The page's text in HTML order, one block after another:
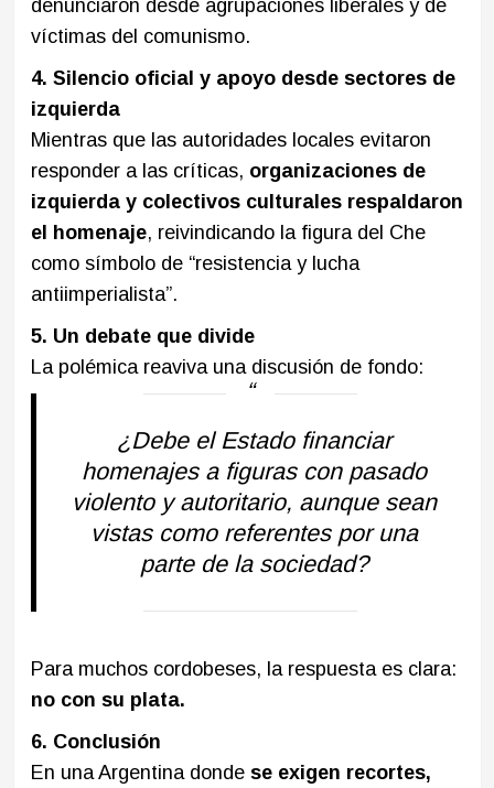
denunciaron desde agrupaciones liberales y de
víctimas del comunismo.
4. Silencio oficial y apoyo desde sectores de
izquierda
Mientras que las autoridades locales evitaron
responder a las críticas, organizaciones de
izquierda y colectivos culturales respaldaron
el homenaje, reivindicando la figura del Che
como símbolo de “resistencia y lucha
antiimperialista”.
5. Un debate que divide
La polémica reaviva una discusión de fondo:
¿Debe el Estado financiar
homenajes a figuras con pasado
violento y autoritario, aunque sean
vistas como referentes por una
parte de la sociedad?
Para muchos cordobeses, la respuesta es clara:
no con su plata.
6. Conclusión
En una Argentina donde se exigen recortes,